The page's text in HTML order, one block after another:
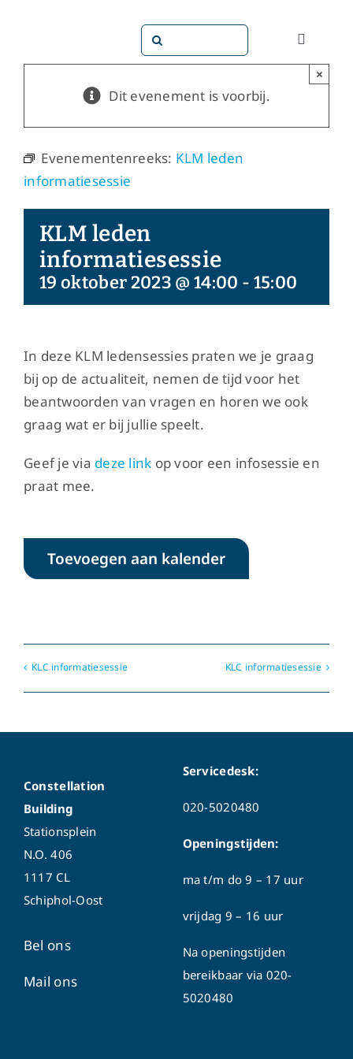
Toggle
Dit
Dit zijn
Zoeken
naar:
Dit evenement is voorbij.
×
Evenementenreeks: KLM leden
informatiesessie
KLM leden
informatiesessie
19 oktober 2023 @ 14:00 - 15:00
In deze KLM ledensessies praten we je graag
bij op de actualiteit, nemen de tijd voor het
beantwoorden van vragen en horen we ook
graag wat er bij jullie speelt.
Geef je via deze link op voor een infosessie en
praat mee.
Toevoegen aan kalender
KLC informatiesessie KLC informatiesessie
Constellation
Building
Stationsplein
N.O. 406
1117 CL
Schiphol-Oost
Bel ons
Mail ons
Servicedesk:
020-5020480
Openingstijden:
ma t/m do9 – 17 uur
vrijdag 9 – 16 uur
Na openingstijden
bereikbaar via 020-
5020480